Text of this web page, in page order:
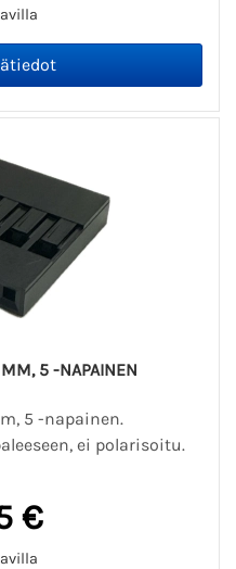
5 -NAPAINEN
5 -napainen.
ei polarisoitu.
€